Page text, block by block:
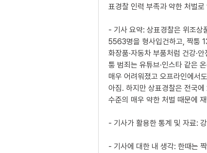
표경찰 인력 부족과 약한 처벌
- 기사 요약: 상표경찰은 위조상
5563명을 형사입건하고, 짝퉁
화장품·자동차 부품처럼 건강·
퉁 범죄는 유튜브·인스타 같은
매우 어려워졌고 오프라인에서
아짐. 하지만 상표경찰은 전국
수준의 매우 약한 처벌 때문에
- 기사가 활용한 통계 및 자료:
- 기사에 대한 내 생각: 한때는